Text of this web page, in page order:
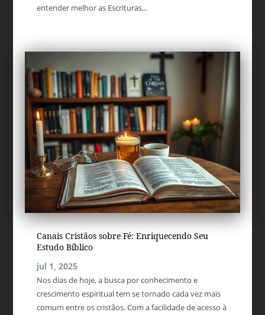
entender melhor as Escrituras...
Canais Cristãos sobre Fé: Enriquecendo Seu
Estudo Bíblico
jul 1, 2025
Nos dias de hoje, a busca por conhecimento e
crescimento espiritual tem se tornado cada vez mais
comum entre os cristãos. Com a facilidade de acesso à